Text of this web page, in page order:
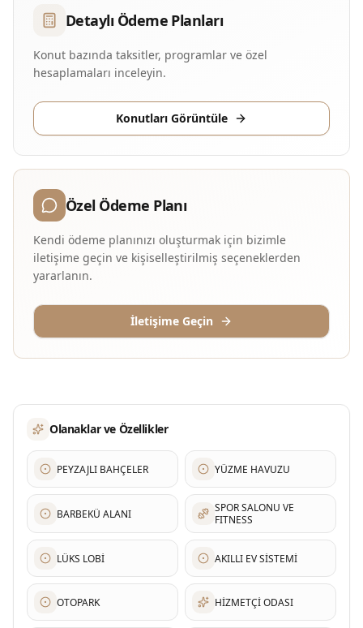
Detaylı Ödeme Planları
Konut bazında taksitler, programlar ve özel
hesaplamaları inceleyin.
Konutları Görüntüle
Özel Ödeme Planı
Kendi ödeme planınızı oluşturmak için bizimle
iletişime geçin ve kişiselleştirilmiş seçeneklerden
yararlanın.
İletişime Geçin
Olanaklar ve Özellikler
PEYZAJLI BAHÇELER YÜZME HAVUZU
BARBEKÜ ALANI
SPOR SALONU VE
FITNESS
LÜKS LOBİ AKILLI EV SİSTEMİ
OTOPARK HİZMETÇİ ODASI